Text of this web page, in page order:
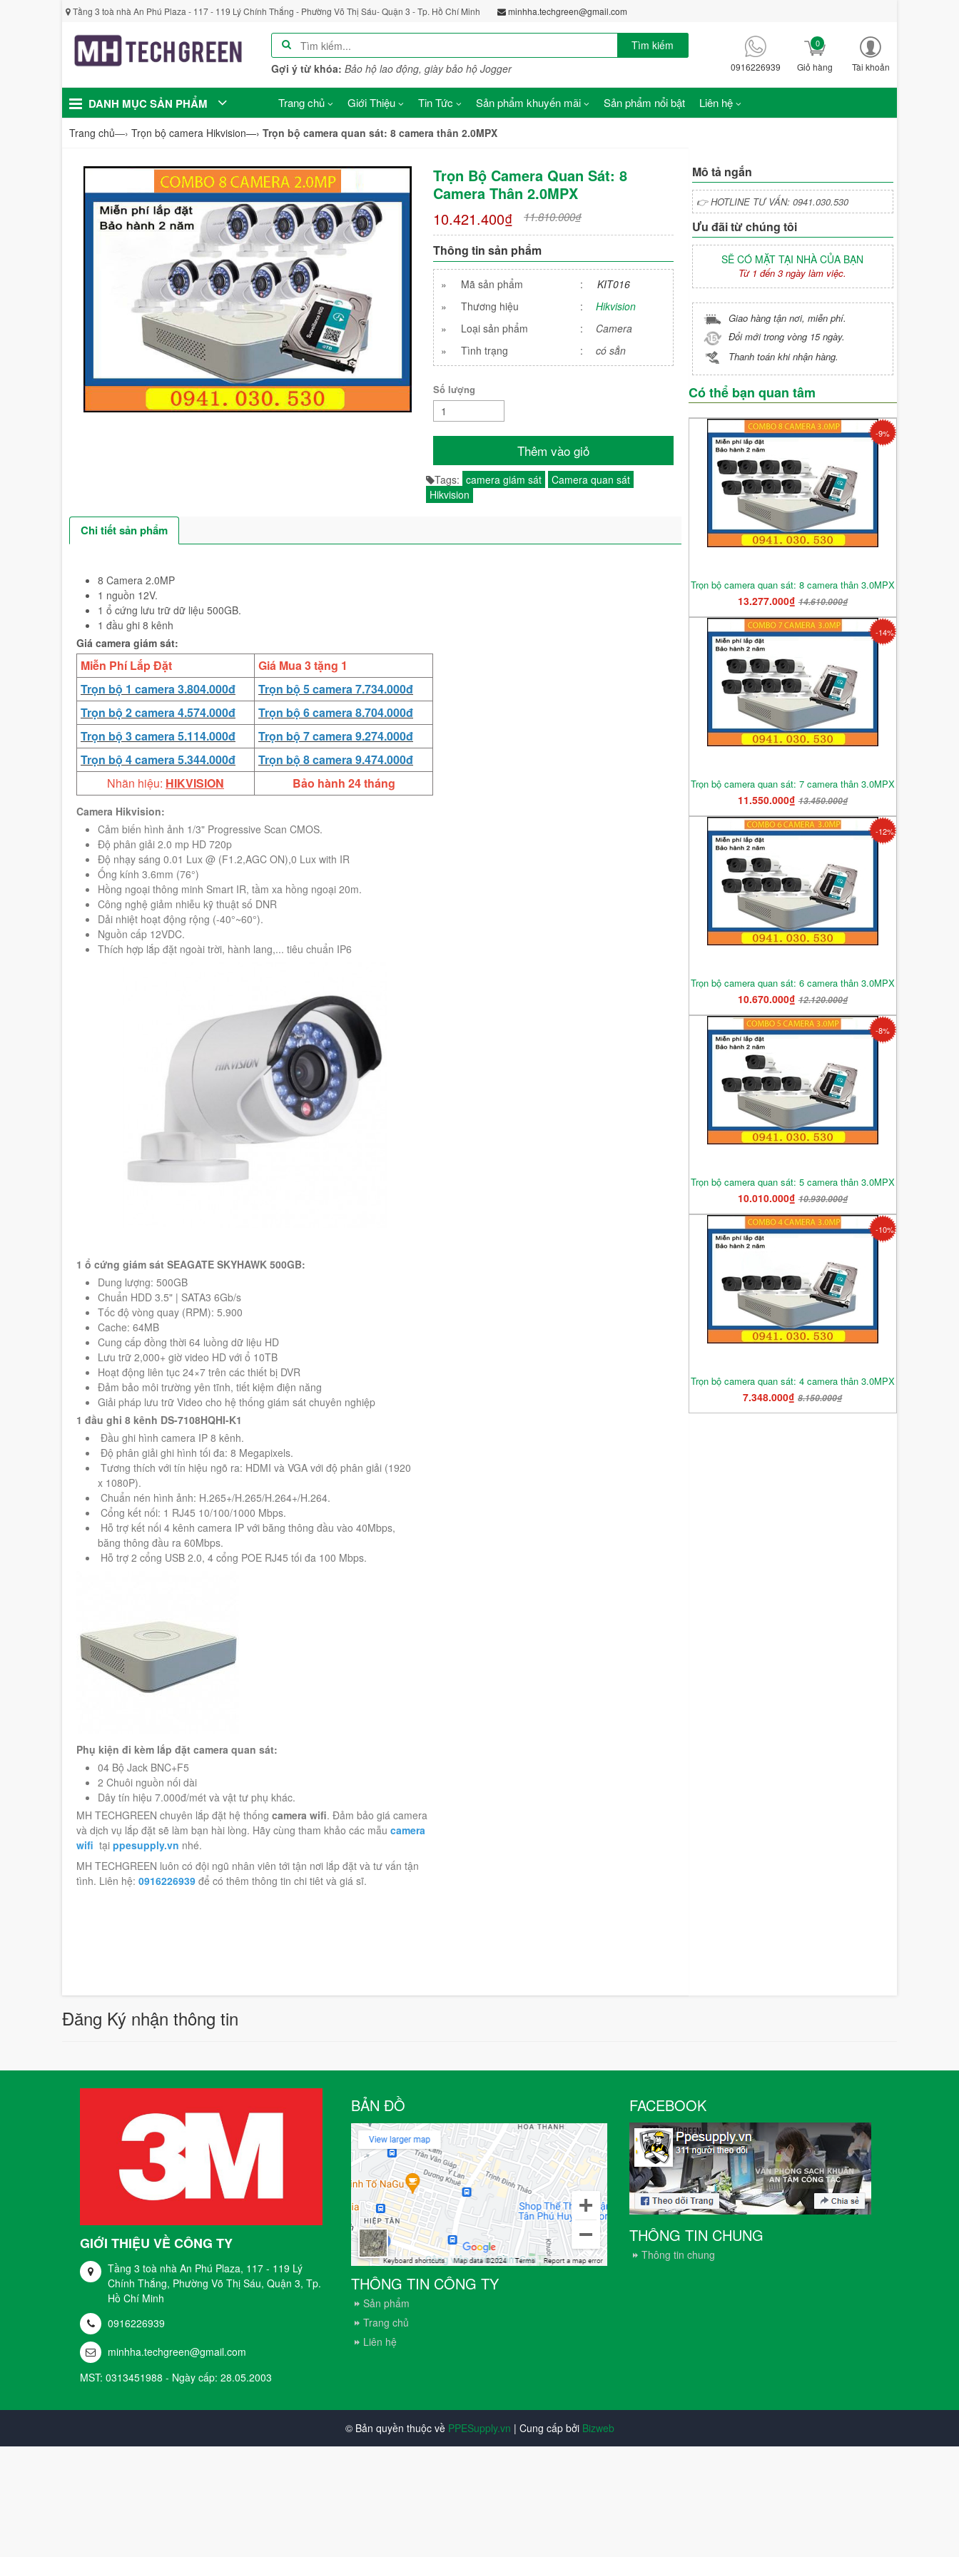
Tầng 3 toà nhà An Phú Plaza - 117 - 119 Lý Chính Thắng - Phường Võ Thị Sáu- Quận 3 - Tp. Hồ Chí Minh minhha.techgreen@gmail.com
Tìm kiếm
Gợi ý từ khóa: Bảo hộ lao động, giày bảo hộ Jogger 0916226939 Giỏ hàng
0
Tài khoản
DANH MỤC SẢN PHẨM Trang chủ Giới Thiệu Tin Tức Sản phẩm khuyến mãi Sản phẩm nổi bật Liên hệ
Trang chủ—› Trọn bộ camera Hikvision—› Trọn bộ camera quan sát: 8 camera thân 2.0MPX
Trọn Bộ Camera Quan Sát: 8
Camera Thân 2.0MPX
10.421.400₫
11.810.000₫
Thông tin sản phẩm
» Mã sản phẩm :
KIT016
»
Thương hiệu :
Hikvision
»
Loại sản phẩm :
Camera
»
Tình trạng : có sẳn
Số lượng
Thêm vào giỏ
Tags: camera giám sát
Camera quan sát
Hikvision
Chi tiết sản phẩm
8 Camera 2.0MP
1 nguồn 12V.
1 ổ cứng lưu trữ dữ liệu 500GB.
1 đầu ghi 8 kênh
Giá camera giám sát:
Miễn Phí Lắp Đặt
Giá Mua 3 tặng 1
Trọn bộ 1 camera 3.804.000đ
Trọn bộ 5 camera 7.734.000đ
Trọn bộ 2 camera 4.574.000đ
Trọn bộ 6 camera 8.704.000đ
Trọn bộ 3 camera 5.114.000đ
Trọn bộ 7 camera 9.274.000đ
Trọn bộ 4 camera 5.344.000đ
Trọn bộ 8 camera 9.474.000đ
Nhãn hiệu: HIKVISION Bảo hành 24 tháng
Camera Hikvision:
Cảm biến hình ảnh 1/3" Progressive Scan CMOS.
Độ phân giải 2.0 mp HD 720p
Độ nhạy sáng 0.01 Lux @ (F1.2,AGC ON),0 Lux with IR
Ống kính 3.6mm (76°)
Hồng ngoại thông minh Smart IR, tầm xa hồng ngoại 20m.
Công nghệ giảm nhiễu kỹ thuật số DNR
Dải nhiệt hoạt động rộng (-40°~60°).
Nguồn cấp 12VDC.
Thích hợp lắp đặt ngoài trời, hành lang,... tiêu chuẩn IP6
1 ổ cứng giám sát SEAGATE SKYHAWK 500GB:
Dung lượng: 500GB
Chuẩn HDD 3.5" | SATA3 6Gb/s
Tốc độ vòng quay (RPM): 5.900
Cache: 64MB
Cung cấp đồng thời 64 luồng dữ liệu HD
Lưu trữ 2,000+ giờ video HD với ổ 10TB
Hoạt động liên tục 24×7 trên các thiết bị DVR
Đảm bảo môi trường yên tĩnh, tiết kiệm điện năng
Giải pháp lưu trữ Video cho hệ thống giám sát chuyên nghiệp
1 đầu ghi 8 kênh DS-7108HQHI-K1
Đầu ghi hình camera IP 8 kênh.
Độ phân giải ghi hình tối đa: 8 Megapixels.
Tương thích với tín hiệu ngõ ra: HDMI và VGA với độ phân giải (1920
x 1080P).
Chuẩn nén hình ảnh: H.265+/H.265/H.264+/H.264.
Cổng kết nối: 1 RJ45 10/100/1000 Mbps.
Hỗ trợ kết nối 4 kênh camera IP với băng thông đầu vào 40Mbps,
băng thông đầu ra 60Mbps.
Hỗ trợ 2 cổng USB 2.0, 4 cổng POE RJ45 tối đa 100 Mbps.
Phụ kiện đi kèm lắp đặt camera quan sát:
04 Bộ Jack BNC+F5
2 Chuôi nguồn nối dài
Dây tín hiệu 7.000đ/mét và vật tư phụ khác.
MH TECHGREEN chuyên lắp đặt hệ thống camera wifi. Đảm bảo giá camera
và dịch vụ lắp đặt sẽ làm bạn hài lòng. Hãy cùng tham khảo các mẫu camera
wifi tại ppesupply.vn nhé.
MH TECHGREEN luôn có đội ngũ nhân viên tới tận nơi lắp đặt và tư vấn tận
tình. Liên hệ: 0916226939 để có thêm thông tin chi tiêt và giá sĩ.
Mô tả ngắn
👉 HOTLINE TƯ VẤN: 0941.030.530
Ưu đãi từ chúng tôi
SẼ CÓ MẶT TẠI NHÀ CỦA BẠN
Từ 1 đến 3 ngày làm việc.
Giao hàng tận nơi, miễn phí.
Đổi mới trong vòng 15 ngày.
Thanh toán khi nhận hàng.
Có thể bạn quan tâm
-9%
Trọn bộ camera quan sát: 8 camera thân 3.0MPX
13.277.000₫14.610.000₫
-14%
Trọn bộ camera quan sát: 7 camera thân 3.0MPX
11.550.000₫13.450.000₫
-12%
Trọn bộ camera quan sát: 6 camera thân 3.0MPX
10.670.000₫12.120.000₫
-8%
Trọn bộ camera quan sát: 5 camera thân 3.0MPX
10.010.000₫10.930.000₫
-10%
Trọn bộ camera quan sát: 4 camera thân 3.0MPX
7.348.000₫8.150.000₫
Đăng Ký nhận thông tin
GIỚI THIỆU VỀ CÔNG TY
Tầng 3 toà nhà An Phú Plaza, 117 - 119 Lý
Chính Thắng, Phường Võ Thị Sáu, Quận 3, Tp.
Hồ Chí Minh
0916226939
minhha.techgreen@gmail.com
MST: 0313451988 - Ngày cấp: 28.05.2003
BẢN ĐỒ
THÔNG TIN CÔNG TY
Sản phẩm
Trang chủ
Liên hệ
FACEBOOK
THÔNG TIN CHUNG
Thông tin chung
© Bản quyền thuộc về PPESupply.vn | Cung cấp bởi Bizweb